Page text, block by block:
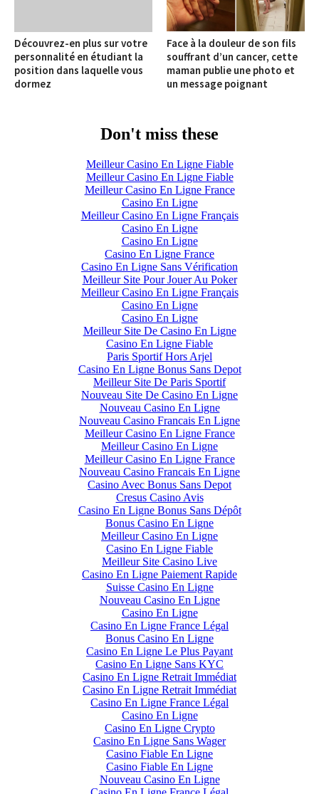
Découvrez-en plus sur votre
personnalité en étudiant la
position dans laquelle vous
dormez
Face à la douleur de son fils
souffrant d’un cancer, cette
maman publie une photo et
un message poignant
Don't miss these
Meilleur Casino En Ligne Fiable
Meilleur Casino En Ligne Fiable
Meilleur Casino En Ligne France
Casino En Ligne
Meilleur Casino En Ligne Français
Casino En Ligne
Casino En Ligne
Casino En Ligne France
Casino En Ligne Sans Vérification
Meilleur Site Pour Jouer Au Poker
Meilleur Casino En Ligne Français
Casino En Ligne
Casino En Ligne
Meilleur Site De Casino En Ligne
Casino En Ligne Fiable
Paris Sportif Hors Arjel
Casino En Ligne Bonus Sans Depot
Meilleur Site De Paris Sportif
Nouveau Site De Casino En Ligne
Nouveau Casino En Ligne
Nouveau Casino Francais En Ligne
Meilleur Casino En Ligne France
Meilleur Casino En Ligne
Meilleur Casino En Ligne France
Nouveau Casino Francais En Ligne
Casino Avec Bonus Sans Depot
Cresus Casino Avis
Casino En Ligne Bonus Sans Dépôt
Bonus Casino En Ligne
Meilleur Casino En Ligne
Casino En Ligne Fiable
Meilleur Site Casino Live
Casino En Ligne Paiement Rapide
Suisse Casino En Ligne
Nouveau Casino En Ligne
Casino En Ligne
Casino En Ligne France Légal
Bonus Casino En Ligne
Casino En Ligne Le Plus Payant
Casino En Ligne Sans KYC
Casino En Ligne Retrait Immédiat
Casino En Ligne Retrait Immédiat
Casino En Ligne France Légal
Casino En Ligne
Casino En Ligne Crypto
Casino En Ligne Sans Wager
Casino Fiable En Ligne
Casino Fiable En Ligne
Nouveau Casino En Ligne